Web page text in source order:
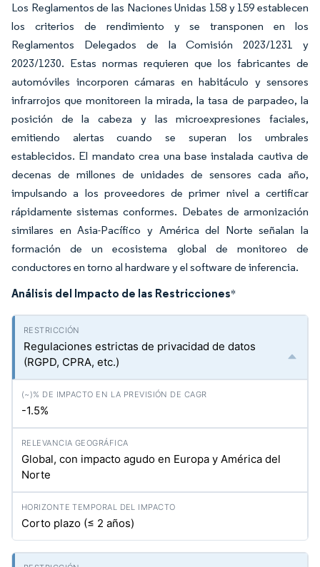
Los Reglamentos de las Naciones Unidas 158 y 159 establecen
los criterios de rendimiento y se transponen en los
Reglamentos Delegados de la Comisión 2023/1231 y
2023/1230. Estas normas requieren que los fabricantes de
automóviles incorporen cámaras en habitáculo y sensores
infrarrojos que monitoreen la mirada, la tasa de parpadeo, la
posición de la cabeza y las microexpresiones faciales,
emitiendo alertas cuando se superan los umbrales
establecidos. El mandato crea una base instalada cautiva de
decenas de millones de unidades de sensores cada año,
impulsando a los proveedores de primer nivel a certificar
rápidamente sistemas conformes. Debates de armonización
similares en Asia-Pacífico y América del Norte señalan la
formación de un ecosistema global de monitoreo de
conductores en torno al hardware y el software de inferencia.
Análisis del Impacto de las Restricciones*
Regulaciones estrictas de privacidad de datos
(RGPD, CPRA, etc.)
-1.5%
Global, con impacto agudo en Europa y América del
Norte
Corto plazo (≤ 2 años)